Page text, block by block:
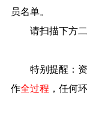
员名单。
请扫描下方
特别提醒：
作全过程 ，任何